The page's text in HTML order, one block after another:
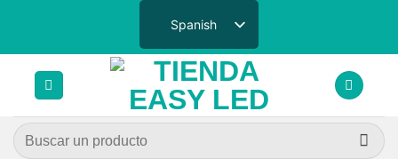
contenido
Spanish
Buscar
por: